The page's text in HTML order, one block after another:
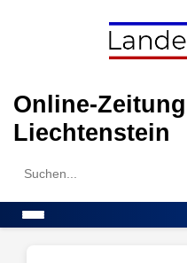
Online-
Liechtenstein
Search